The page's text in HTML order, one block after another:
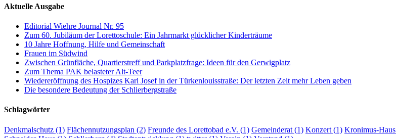
Aktuelle Ausgabe
Editorial Wiehre Journal Nr. 95
Zum 60. Jubiläum der Lorettoschule: Ein Jahrmarkt glücklicher Kinderträume
10 Jahre Hoffnung, Hilfe und Gemeinschaft
Frauen im Südwind
Zwischen Grünfläche, Quartierstreff und Parkplatzfrage: Ideen für den Gerwigplatz
Zum Thema PAK belasteter Alt-Teer
Wiedereröffnung des Hospizes Karl Josef in der Türkenlouisstraße: Der letzten Zeit mehr Leben geben
Die besondere Bedeutung der Schlierbergstraße
Schlagwörter
Denkmalschutz (1) Flächennutzungsplan (2) Freunde des Lorettobad e.V. (1) Gemeinderat (1) Konzert (1) Kronimus-Haus